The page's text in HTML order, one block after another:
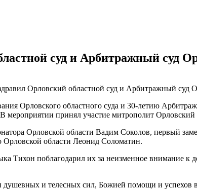
суд и Арбитражный суд
Орловского областного суда и 30-летию
мероприятии принял участие митрополит
Орловской области Вадим Соколов, первый
области Леонид Соломатин.
Тихон поблагодарил их за неизменное внимание
душевных и телесных сил, Божией помощи и успехов